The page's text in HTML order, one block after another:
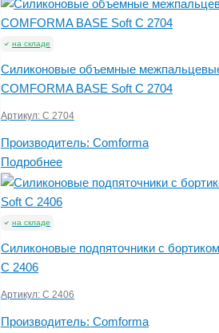
на складе
Силиконовые объемные
COMFORMA BASE Soft C 2704
Артикул: C 2704
Производитель: Comforma
Подробнее
на складе
Силиконовые подпяточники с
C 2406
Артикул: C 2406
Производитель: Comforma